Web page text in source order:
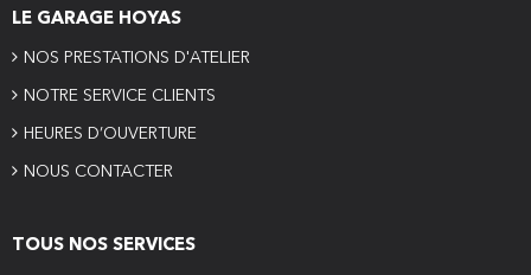
LE GARAGE HOYAS
NOS PRESTATIONS D'ATELIER
NOTRE SERVICE CLIENTS
HEURES D’OUVERTURE
NOUS CONTACTER
TOUS NOS SERVICES